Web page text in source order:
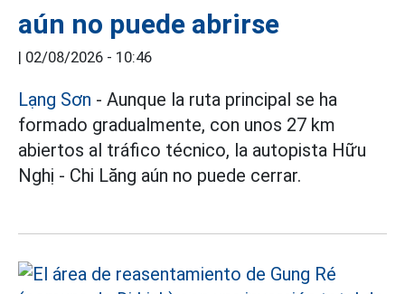
aún no puede abrirse
| 02/08/2026 - 10:46
Lạng Sơn - Aunque la ruta principal se ha
formado gradualmente, con unos 27 km
abiertos al tráfico técnico, la autopista Hữu
Nghị - Chi Lăng aún no puede cerrar.